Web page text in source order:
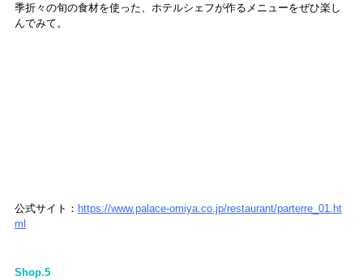
季折々の旬の食材を使った、ホテルシェフが作るメニューをぜひ楽し
んでみて。
公式サイト： https://www.palace-omiya.co.jp/restaurant/parterre_01.ht
ml
Shop.5